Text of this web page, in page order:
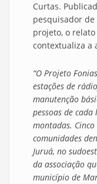
Curtas.
pesquisador
projeto, o
contextualiza a
“O Projeto
estações de
manutenção
pessoas de
montadas.
comunidades
Juruá, no
da associação
município de